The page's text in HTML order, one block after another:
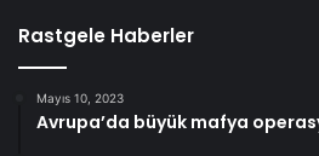
Rastgele Haberler
Mayıs 10, 2023
Avrupa’da büyük mafya